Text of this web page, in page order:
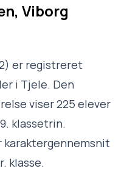
Viborg
er registreret
i Tjele. Den
viser 225 elever
klassetrin.
klasse.